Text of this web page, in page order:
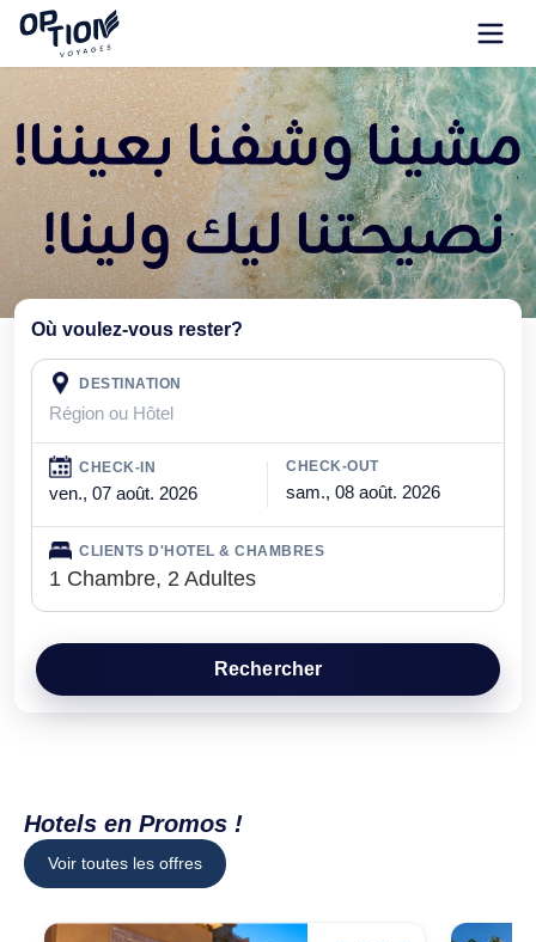
Où voulez-vous rester?
DESTINATION
Région ou Hôtel
Hammamet Sousse
Tunis
Tozeur
CHECK-IN
ven., 07 août. 2026
CHECK-OUT
sam., 08 août. 2026
CLIENTS D'HOTEL & CHAMBRES
1 Chambre, 2 Adultes
CHECK-IN ven., 07 août. 2026 CHECK-OUT
sam., 08 août. 2026
Rechercher
Hotels en Promos !
Voir toutes les offres